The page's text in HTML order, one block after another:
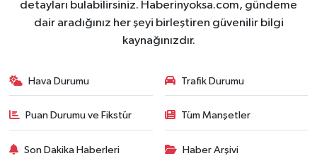
detayları bulabilirsiniz. Haberinyoksa.com, gündeme
dair aradığınız her şeyi birleştiren güvenilir bilgi
kaynağınızdır.
Hava Durumu Trafik Durumu
Puan Durumu ve Fikstür Tüm Manşetler
Son Dakika Haberleri Haber Arşivi